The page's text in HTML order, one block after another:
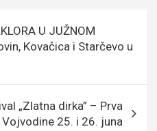
g
er
A
p
U JUŽNOM
Kovačica i Starčevo u
„Zlatna dirka” – Prva
25. i 26. juna